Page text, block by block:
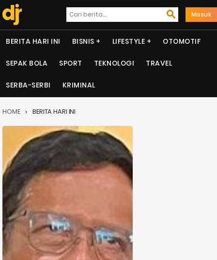
Masuk
BERITA HARI INI BISNIS LIFESTYLE OTOMOTIF
SEPAK BOLA SPORT TEKNOLOGI TRAVEL
SERBA-SERBI KRIMINAL
HOME BERITA HARI INI